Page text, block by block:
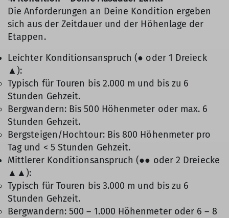
Die Anforderungen an Deine Kondition ergeben
sich aus der Zeitdauer und der Höhenlage der
Etappen.
Leichter Konditionsanspruch (● oder 1 Dreieck
▲):
Typisch für Touren bis 2.000 m und bis zu 6
Stunden Gehzeit.
Bergwandern: Bis 500 Höhenmeter oder max. 6
Stunden Gehzeit.
Bergsteigen/Hochtour: Bis 800 Höhenmeter pro
Tag und < 5 Stunden Gehzeit.
Mittlerer Konditionsanspruch (●● oder 2 Dreiecke
▲▲):
Typisch für Touren bis 3.000 m und bis zu 6
Stunden Gehzeit.
Bergwandern: 500 – 1.000 Höhenmeter oder 6 – 8